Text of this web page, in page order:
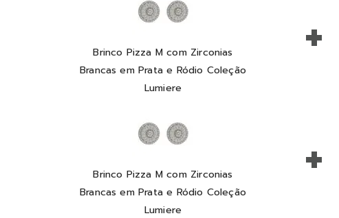
Brinco Pizza M com Zirconias
Brancas em Prata e Ródio Coleção
Lumiere
+
Brinco Pizza M com Zirconias
Brancas em Prata e Ródio Coleção
Lumiere
+